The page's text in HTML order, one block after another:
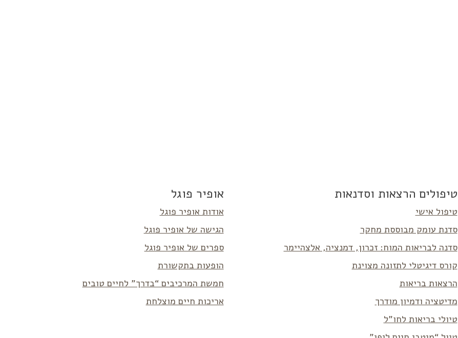
אופיר פוגל
אודות אופיר פוגל
הגישה של אופיר פוגל
ספרים של אופיר פוגל
הופעות בתקשורת
חמשת המרכיבים “בדרך” לחיים טובים
אריכות חיים מוצלחת
טיפולים הרצאות וסדנאות
טיפול אישי
סדנת עומק מבוססת מחקר
סדנה לבריאות המוח: זכרון, דמנציה, אלצהיימר
קורס דיגיטלי לתזונה מצוינת
הרצאות בריאות
מדיטציה ודמיון מודרך
טיולי בריאות לחו”ל